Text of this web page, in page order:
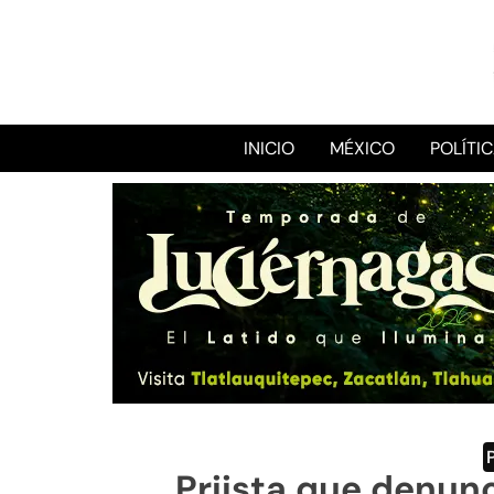
INICIO MÉXICO